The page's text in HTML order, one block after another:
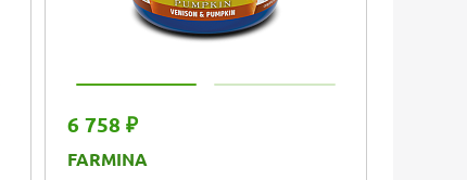
6 758 ₽
FARMINA